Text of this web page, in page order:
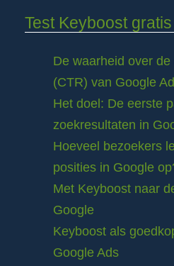
Test Keyboost
De waarheid over
(CTR) van Google
Het doel: De eerste
zoekresultaten in
Hoeveel bezoekers
posities in Google
Met Keyboost naar
Google
Keyboost als
Google Ads